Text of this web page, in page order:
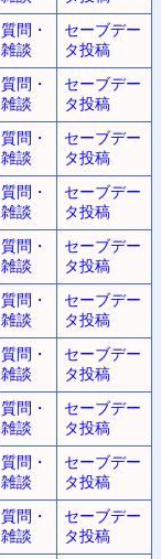
質問・
雑談
セーブデー
タ投稿
質問・
雑談
セーブデー
タ投稿
質問・
雑談
セーブデー
タ投稿
質問・
雑談
セーブデー
タ投稿
質問・
雑談
セーブデー
タ投稿
質問・
雑談
セーブデー
タ投稿
質問・
雑談
セーブデー
タ投稿
質問・
雑談
セーブデー
タ投稿
質問・
雑談
セーブデー
タ投稿
質問・
雑談
セーブデー
タ投稿